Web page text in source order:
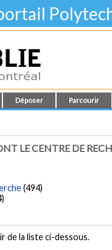
Déposer Parcourir
LE CENTRE DE
(494)
de la liste ci-dessous.